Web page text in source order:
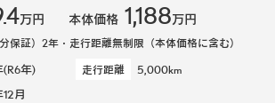
万円 本体価格 1,188万円
保証）2年・走行距離無制限（本体価格に含む）
年) 走行距離 5,000km
月